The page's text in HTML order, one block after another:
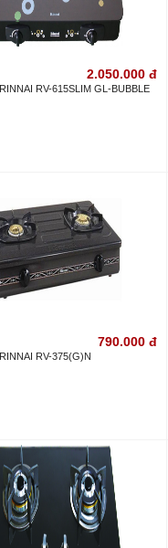
2.050.000 đ
RV-615SLIM GL-BUBBLE
790.000 đ
RV-375(G)N